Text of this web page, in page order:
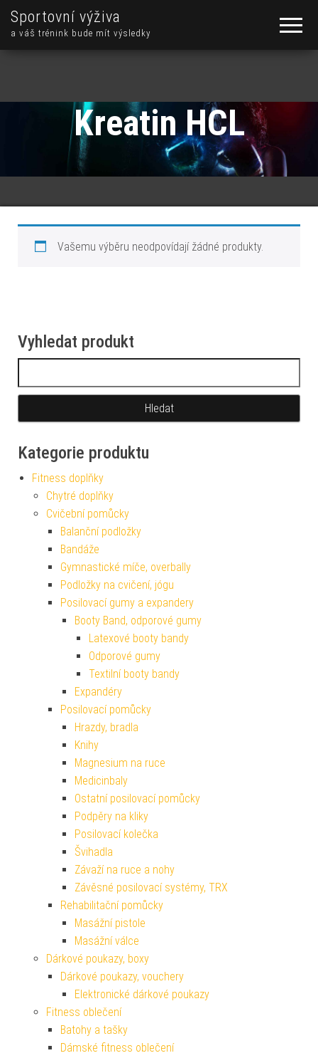
Sportovní výživa
a váš trénink bude mít výsledky
Kreatin HCL
Vašemu výběru neodpovídají žádné produkty.
Vyhledat produkt
Kategorie produktu
Fitness doplňky
Chytré doplňky
Cvičební pomůcky
Balanční podložky
Bandáže
Gymnastické míče, overbally
Podložky na cvičení, jógu
Posilovací gumy a expandery
Booty Band, odporové gumy
Latexové booty bandy
Odporové gumy
Textilní booty bandy
Expandéry
Posilovací pomůcky
Hrazdy, bradla
Knihy
Magnesium na ruce
Medicinbaly
Ostatní posilovací pomůcky
Podpěry na kliky
Posilovací kolečka
Švihadla
Závaží na ruce a nohy
Závěsné posilovací systémy, TRX
Rehabilitační pomůcky
Masážní pistole
Masážní válce
Dárkové poukazy, boxy
Dárkové poukazy, vouchery
Elektronické dárkové poukazy
Fitness oblečení
Batohy a tašky
Dámské fitness oblečení